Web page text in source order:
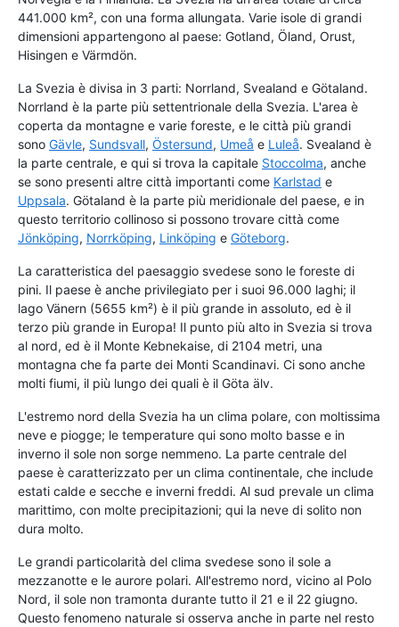
441.000 km², con una forma allungata. Varie isole di grandi
dimensioni appartengono al paese: Gotland, Öland, Orust,
Hisingen e Värmdön.
La Svezia è divisa in 3 parti: Norrland, Svealand e Götaland.
Norrland è la parte più settentrionale della Svezia. L'area è
coperta da montagne e varie foreste, e le città più grandi
sono Gävle, Sundsvall, Östersund, Umeå e Luleå. Svealand è
la parte centrale, e qui si trova la capitale Stoccolma, anche
se sono presenti altre città importanti come Karlstad e
Uppsala. Götaland è la parte più meridionale del paese, e in
questo territorio collinoso si possono trovare città come
Jönköping, Norrköping, Linköping e Göteborg.
La caratteristica del paesaggio svedese sono le foreste di
pini. Il paese è anche privilegiato per i suoi 96.000 laghi; il
lago Vänern (5655 km²) è il più grande in assoluto, ed è il
terzo più grande in Europa! Il punto più alto in Svezia si trova
al nord, ed è il Monte Kebnekaise, di 2104 metri, una
montagna che fa parte dei Monti Scandinavi. Ci sono anche
molti fiumi, il più lungo dei quali è il Göta älv.
L'estremo nord della Svezia ha un clima polare, con moltissima
neve e piogge; le temperature qui sono molto basse e in
inverno il sole non sorge nemmeno. La parte centrale del
paese è caratterizzato per un clima continentale, che include
estati calde e secche e inverni freddi. Al sud prevale un clima
marittimo, con molte precipitazioni; qui la neve di solito non
dura molto.
Le grandi particolarità del clima svedese sono il sole a
mezzanotte e le aurore polari. All'estremo nord, vicino al Polo
Nord, il sole non tramonta durante tutto il 21 e il 22 giugno.
Questo fenomeno naturale si osserva anche in parte nel resto